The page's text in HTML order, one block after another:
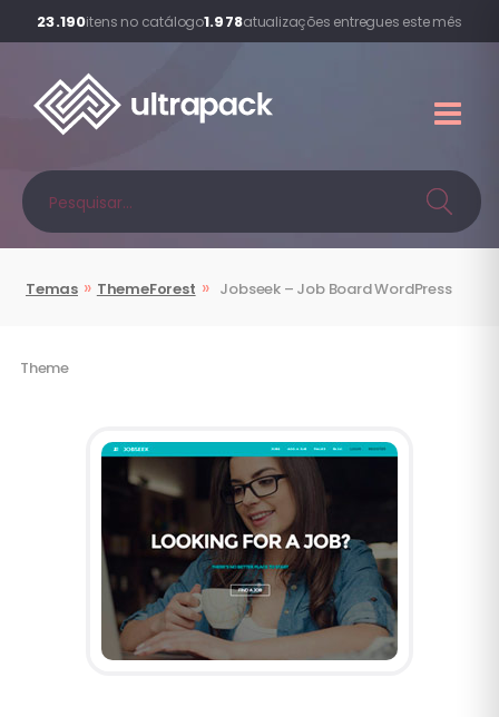
23.190itens no catálogo1.978atualizações entregues este mês
Temas » ThemeForest » Jobseek – Job Board WordPress
Theme